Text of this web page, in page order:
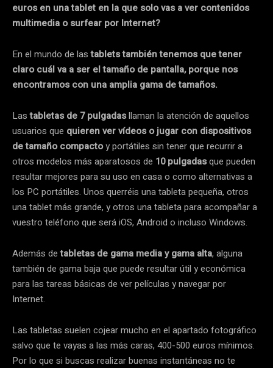
euros en una tablet en la que solo vas a ver contenidos
multimedia o surfear por Internet?
En el mundo de lastablets también tenemos que tener
claro cuál va a ser el tamaño de pantalla, porque nos
encontramos con una amplia gama de tamaños.
Lastabletas de 7 pulgadasllaman la atención de aquellos
usuarios que quieren ver vídeos o jugar con dispositivos
de tamaño compactoy portátiles sin tener que recurrir a
otros modelos más aparatosos de 10 pulgadasque pueden
resultar mejores para su uso en casa o como alternativas a
los PC portátiles. Unos querréis una tableta pequeña, otros
una tablet más grande, y otros una tableta para acompañar a
vuestro teléfono que será iOS, Android o incluso Windows.
Además detabletas de gama media y gama alta, alguna
también de gama baja que puede resultar útil y económica
para las tareas básicas de ver películas y navegar por
Internet.
Las tabletas suelen cojear mucho en el apartado fotográfico
salvo que te vayas a las más caras, 400-500 euros mínimos.
Por lo que si buscas realizar buenas instantáneas no te